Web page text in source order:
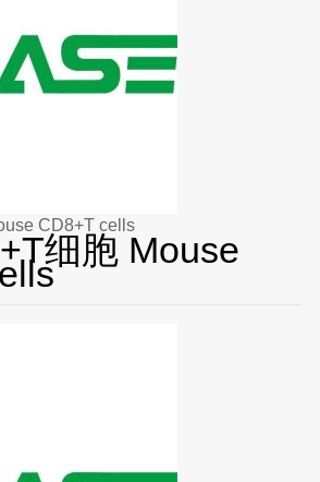
CD8+T cells
细胞 Mouse